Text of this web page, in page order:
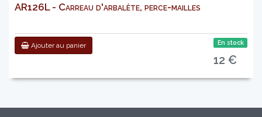
AR126L - Carreau d'arbalète, perce-mailles
Ajouter au panier En stock
12 €